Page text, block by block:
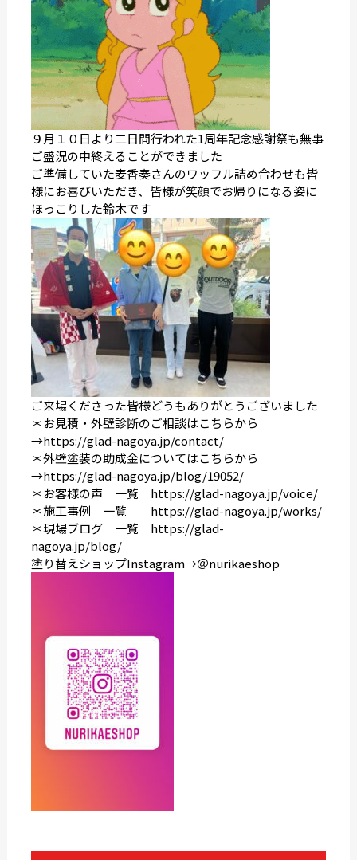
９月１０日より二日間行われた1周年記念感謝祭も無事
ご盛況の中終えることができました
ご準備していた麦香奏さんのワッフル詰め合わせも皆
様にお喜びいただき、皆様が笑顔でお帰りになる姿に
ほっこりした鈴木です
ご来場くださった皆様どうもありがとうございました
＊お見積・外壁診断のご相談はこちらから
→https://glad-nagoya.jp/contact/
＊外壁塗装の助成金についてはこちらから
→https://glad-nagoya.jp/blog/19052/
＊お客様の声 一覧 https://glad-nagoya.jp/voice/
＊施工事例 一覧 https://glad-nagoya.jp/works/
＊現場ブログ 一覧 https://glad-
nagoya.jp/blog/
塗り替えショップInstagram→＠nurikaeshop